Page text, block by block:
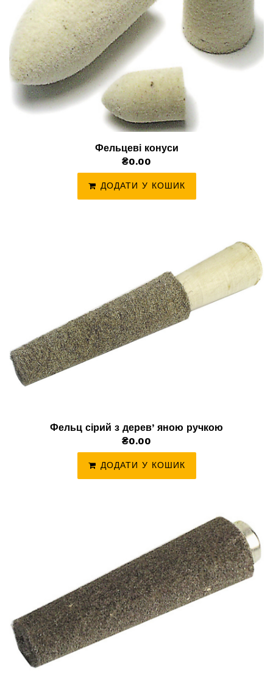
Фельцеві конуси
₴0.00
ДОДАТИ У КОШИК
Фельц сірий з деревʼяною ручкою
₴0.00
ДОДАТИ У КОШИК